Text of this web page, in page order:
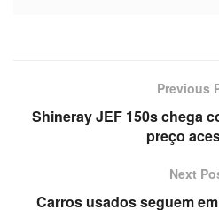
Previous
Shineray JEF 150s chega
preço
Next
Carros usados seguem